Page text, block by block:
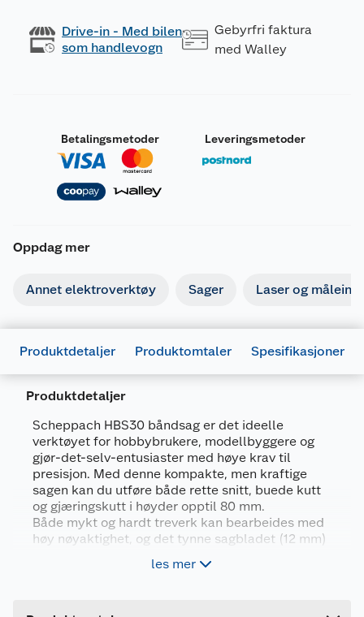
Drive-in - Med bilen
som handlevogn
Gebyrfri faktura
med Walley
Betalingsmetoder Leveringsmetoder
Oppdag mer
Annet elektroverktøy Sager Laser og
Produktdetaljer Produktomtaler Spesifikasjoner
Produktdetaljer
Scheppach HBS30 båndsag er det ideelle
verktøyet for hobbybrukere, modellbyggere og
gjør-det-selv-entusiaster med høye krav til
presisjon. Med denne kompakte, men kraftige
sagen kan du utføre både rette snitt, buede kutt
og gjæringskutt i høyder opptil 80 mm.
Både mykt og hardt treverk kan bearbeides med
høy nøyaktighet, og det tynne sagbladet (12 mm)
les mer
Generelt
Artikkelnummer
4046664073499
Leverandørens artikkelnummer
5901501905